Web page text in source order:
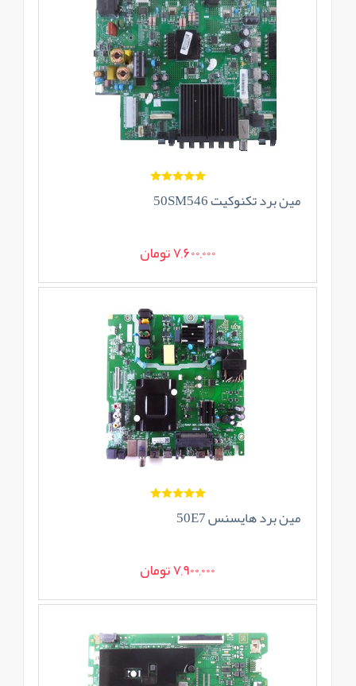
مین برد تکنوکیت 50SM546
7,600,000 تومان
مین برد هایسنس 50E7
7,900,000 تومان